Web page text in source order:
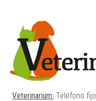
Veterinarium: Teléfono fijo